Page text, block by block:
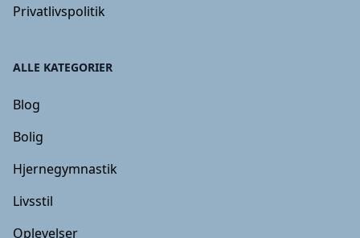
Privatlivspolitik
ALLE KATEGORIER
Blog
Bolig
Hjernegymnastik
Livsstil
Oplevelser